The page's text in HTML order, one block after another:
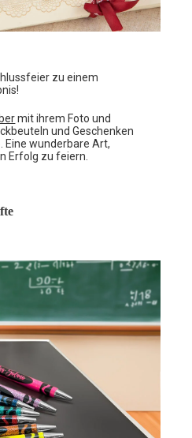
zu einem
mit ihrem Foto und
und Geschenken
Eine wunderbare Art,
Erfolg zu feiern.